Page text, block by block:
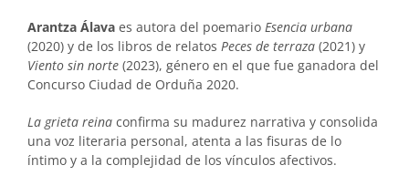
Arantza Álava es autora del poemario Esencia urbana
(2020) y de los libros de relatos Peces de terraza (2021) y
Viento sin norte (2023), género en el que fue ganadora del
Concurso Ciudad de Orduña 2020.
La grieta reina confirma su madurez narrativa y consolida
una voz literaria personal, atenta a las fisuras de lo
íntimo y a la complejidad de los vínculos afectivos.